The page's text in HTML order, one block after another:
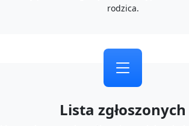
rodzica.
Lista zgłoszonych